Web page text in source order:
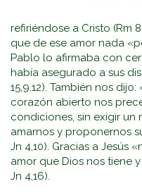
refiriéndose a Cristo (Rm
que de ese amor nada
Pablo lo afirmaba con
había asegurado a sus
15,9.12). También nos
corazón abierto nos
condiciones, sin exigir
amarnos y proponernos
Jn 4,10). Gracias a Jesús
amor que Dios nos tiene
Jn 4,16).